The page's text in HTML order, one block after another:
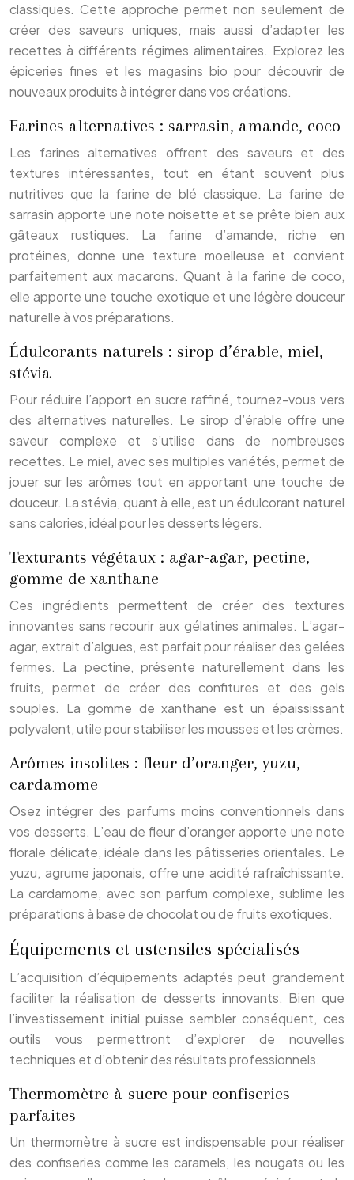
classiques. Cette approche permet non seulement de
créer des saveurs uniques, mais aussi d’adapter les
recettes à différents régimes alimentaires. Explorez les
épiceries fines et les magasins bio pour découvrir de
nouveaux produits à intégrer dans vos créations.
Farines alternatives : sarrasin, amande, coco
Les farines alternatives offrent des saveurs et des
textures intéressantes, tout en étant souvent plus
nutritives que la farine de blé classique. La farine de
sarrasin apporte une note noisette et se prête bien aux
gâteaux rustiques. La farine d’amande, riche en
protéines, donne une texture moelleuse et convient
parfaitement aux macarons. Quant à la farine de coco,
elle apporte une touche exotique et une légère douceur
naturelle à vos préparations.
Édulcorants naturels : sirop d’érable, miel,
stévia
Pour réduire l’apport en sucre raffiné, tournez-vous vers
des alternatives naturelles. Le sirop d’érable offre une
saveur complexe et s’utilise dans de nombreuses
recettes. Le miel, avec ses multiples variétés, permet de
jouer sur les arômes tout en apportant une touche de
douceur. La stévia, quant à elle, est un édulcorant naturel
sans calories, idéal pour les desserts légers.
Texturants végétaux : agar-agar, pectine,
gomme de xanthane
Ces ingrédients permettent de créer des textures
innovantes sans recourir aux gélatines animales. L’agar-
agar, extrait d’algues, est parfait pour réaliser des gelées
fermes. La pectine, présente naturellement dans les
fruits, permet de créer des confitures et des gels
souples. La gomme de xanthane est un épaississant
polyvalent, utile pour stabiliser les mousses et les crèmes.
Arômes insolites : fleur d’oranger, yuzu,
cardamome
Osez intégrer des parfums moins conventionnels dans
vos desserts. L’eau de fleur d’oranger apporte une note
florale délicate, idéale dans les pâtisseries orientales. Le
yuzu, agrume japonais, offre une acidité rafraîchissante.
La cardamome, avec son parfum complexe, sublime les
préparations à base de chocolat ou de fruits exotiques.
Équipements et ustensiles spécialisés
L’acquisition d’équipements adaptés peut grandement
faciliter la réalisation de desserts innovants. Bien que
l’investissement initial puisse sembler conséquent, ces
outils vous permettront d’explorer de nouvelles
techniques et d’obtenir des résultats professionnels.
Thermomètre à sucre pour confiseries
parfaites
Un thermomètre à sucre est indispensable pour réaliser
des confiseries comme les caramels, les nougats ou les